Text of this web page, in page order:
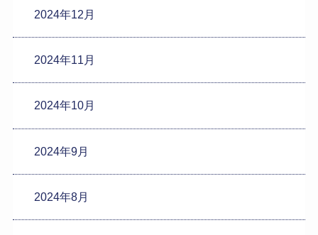
2024年12月
2024年11月
2024年10月
2024年9月
2024年8月